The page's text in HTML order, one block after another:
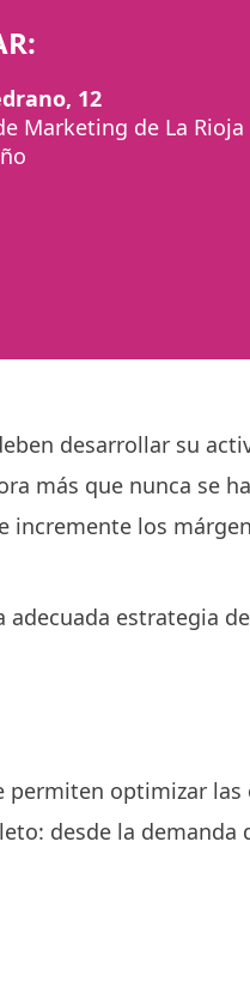
12
Marketing de La Rioja
desarrollar su
más que nunca se
los
estrategia
optimizar
desde la